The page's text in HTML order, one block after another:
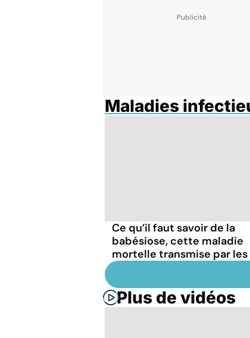
Maladies
Ce qu’il faut savoir de la
babésiose, cette maladie
mortelle transmise par
Plus de vidéos